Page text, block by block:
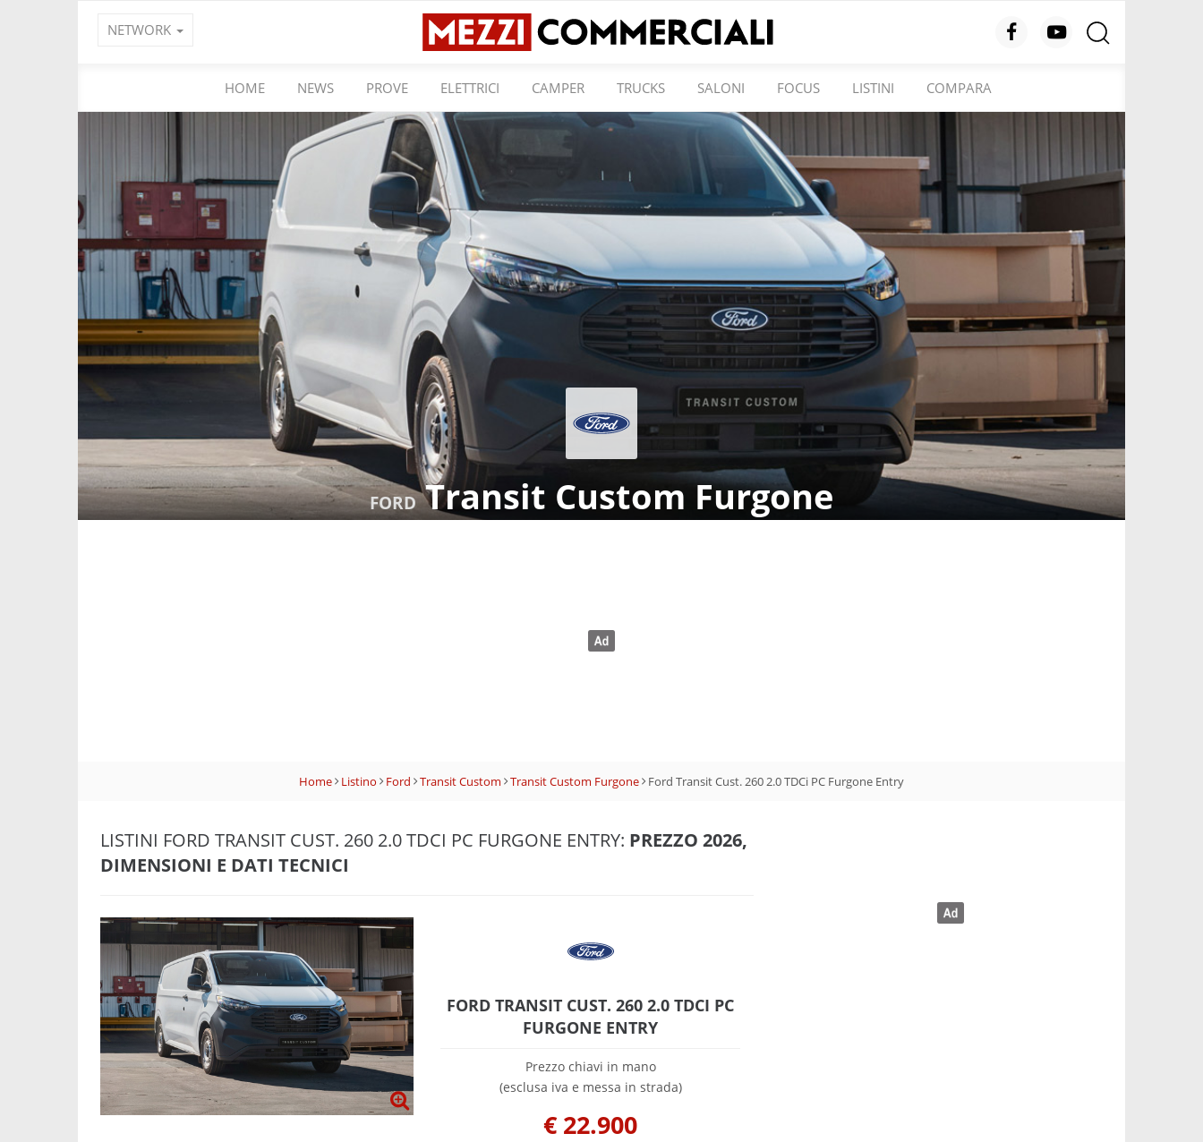
NETWORK
HOME NEWS PROVE ELETTRICI CAMPER TRUCKS SALONI FOCUS LISTINI COMPARA
FORDTransit Custom Furgone
Home Listino Ford Transit Custom Transit Custom Furgone Ford Transit Cust. 260 2.0 TDCi PC Furgone Entry
LISTINI FORD TRANSIT CUST. 260 2.0 TDCI PC FURGONE ENTRY: PREZZO 2026,
DIMENSIONI E DATI TECNICI
FORD TRANSIT CUST. 260 2.0 TDCI PC
FURGONE ENTRY
Prezzo chiavi in mano
(esclusa iva e messa in strada)
€ 22.900